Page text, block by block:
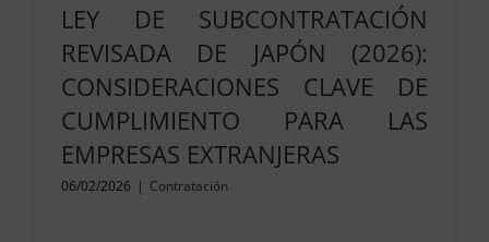
LEY DE SUBCONTRATACIÓN
REVISADA DE JAPÓN (2026):
CONSIDERACIONES CLAVE DE
CUMPLIMIENTO PARA LAS
EMPRESAS EXTRANJERAS
06/02/2026 | Contratación